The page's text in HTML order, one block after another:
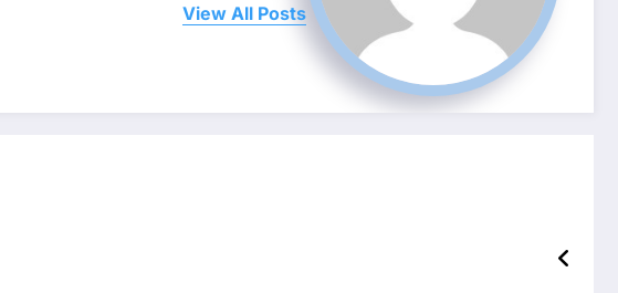
View All Posts